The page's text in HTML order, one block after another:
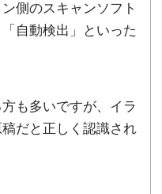
側のスキャンソフト
自動検出」といった
も多いですが、イラ
だと正しく認識され